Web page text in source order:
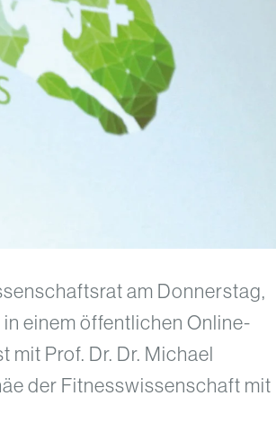
am Donnerstag,
in einem öffentlichen Online-
mit Prof. Dr. Dr. Michael
der Fitnesswissenschaft mit